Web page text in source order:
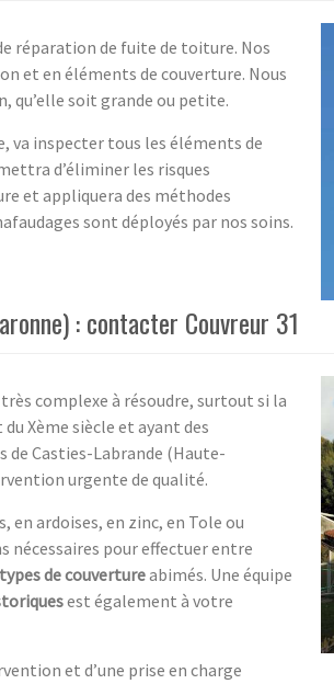
réparation de fuite de toiture. Nos
et en éléments de couverture. Nous
qu’elle soit grande ou petite.
va inspecter tous les éléments de
d’éliminer les risques
et appliquera des méthodes
sont déployés par nos soins.
: contacter Couvreur 31
complexe à résoudre, surtout si la
Xème siècle et ayant des
Casties-Labrande (Haute-
urgente de qualité.
en ardoises, en zinc, en Tole ou
nécessaires pour effectuer entre
types de couvertureabimés. Une équipe
est également à votre
et d’une prise en charge